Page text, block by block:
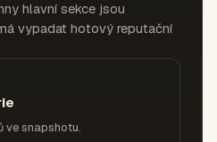
hlavní sekce jsou
vypadat hotový reputační
ve snapshotu.